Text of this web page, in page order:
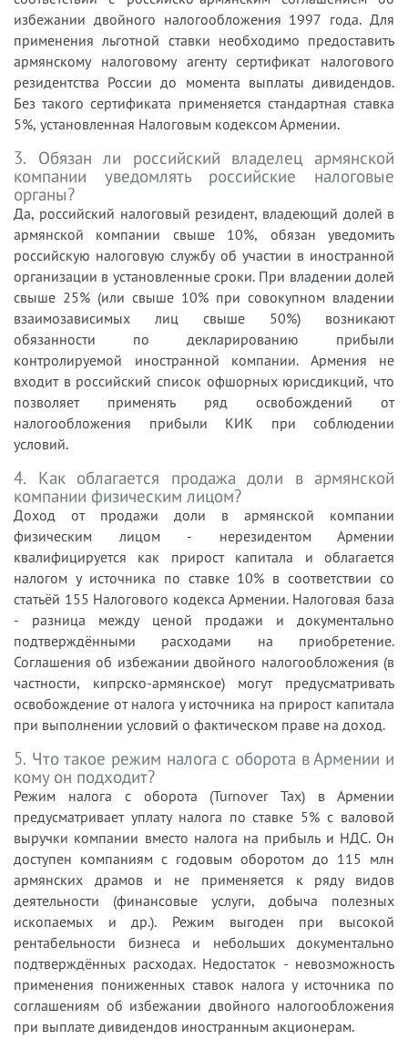
избежании двойного налогообложения 1997 года. Для
применения льготной ставки необходимо предоставить
армянскому налоговому агенту сертификат налогового
резидентства России до момента выплаты дивидендов.
Без такого сертификата применяется стандартная ставка
5%, установленная Налоговым кодексом Армении.
3. Обязан ли российский владелец армянской
компании уведомлять российские налоговые
органы?
Да, российский налоговый резидент, владеющий долей в
армянской компании свыше 10%, обязан уведомить
российскую налоговую службу об участии в иностранной
организации в установленные сроки. При владении долей
свыше 25% (или свыше 10% при совокупном владении
взаимозависимых лиц свыше 50%) возникают
обязанности по декларированию прибыли
контролируемой иностранной компании. Армения не
входит в российский список офшорных юрисдикций, что
позволяет применять ряд освобождений от
налогообложения прибыли КИК при соблюдении
условий.
4. Как облагается продажа доли в армянской
компании физическим лицом?
Доход от продажи доли в армянской компании
физическим лицом - нерезидентом Армении
квалифицируется как прирост капитала и облагается
налогом у источника по ставке 10% в соответствии со
статьёй 155 Налогового кодекса Армении. Налоговая база
- разница между ценой продажи и документально
подтверждёнными расходами на приобретение.
Соглашения об избежании двойного налогообложения (в
частности, кипрско-армянское) могут предусматривать
освобождение от налога у источника на прирост капитала
при выполнении условий о фактическом праве на доход.
5. Что такое режим налога с оборота в Армении и
кому он подходит?
Режим налога с оборота (Turnover Tax) в Армении
предусматривает уплату налога по ставке 5% с валовой
выручки компании вместо налога на прибыль и НДС. Он
доступен компаниям с годовым оборотом до 115 млн
армянских драмов и не применяется к ряду видов
деятельности (финансовые услуги, добыча полезных
ископаемых и др.). Режим выгоден при высокой
рентабельности бизнеса и небольших документально
подтверждённых расходах. Недостаток - невозможность
применения пониженных ставок налога у источника по
соглашениям об избежании двойного налогообложения
при выплате дивидендов иностранным акционерам.